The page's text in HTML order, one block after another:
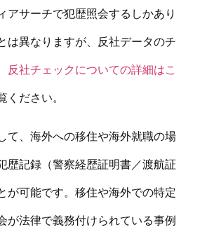
アサーチで犯歴照会するしかあり
は異なりますが、反社データのチ
反社チェックについての詳細はこ
ださい。
て、海外への移住や海外就職の場
歴記録（警察経歴証明書／渡航証
が可能です。移住や海外での特定
が法律で義務付けられている事例